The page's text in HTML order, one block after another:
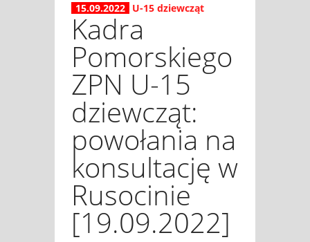
15.09.2022 U-15 dziewcząt
Kadra
Pomorskiego
ZPN U-15
dziewcząt:
powołania na
konsultację w
Rusocinie
[19.09.2022]